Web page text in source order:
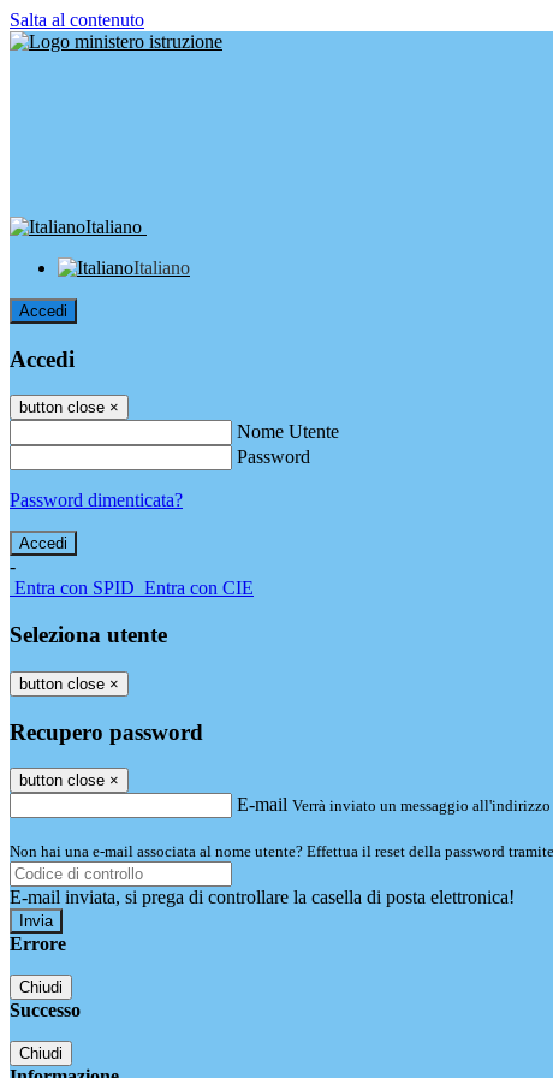
Salta al contenuto
Italiano
Italiano
Accedi
Accedi
button close ×
Nome Utente
Password
Password dimenticata?
-
Entra con SPID Entra con CIE
Seleziona utente
button close ×
Recupero password
button close ×
E-mail Verrà inviato un messaggio
Non hai una e-mail associata al nome utente? Effettua il reset della password
E-mail inviata, si prega di controllare la casella di posta elettronica!
Errore
Chiudi
Successo
Chiudi